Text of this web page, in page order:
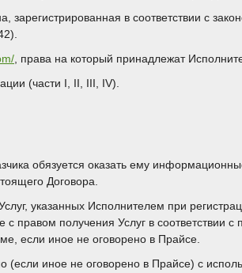
в соответствии с
, права на который принадлежат
(части I, II, III, IV).
обязуется оказать ему
Договора.
указанных Исполнителем при
с правом получения Услуг в соответствии
если иное не оговорено в Прайсе.
(если иное не оговорено в Прайсе) с